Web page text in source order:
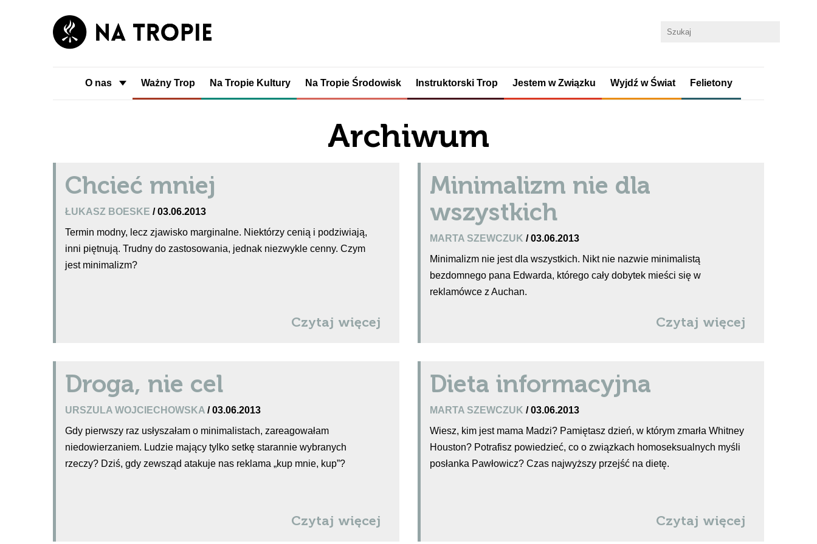
O nas Ważny Trop Na Tropie Kultury Na Tropie Środowisk Instruktorski Trop Jestem w Związku Wyjdź w Świat Felietony
Archiwum
Chcieć mniej
ŁUKASZ BOESKE / 03.06.2013
Termin modny, lecz zjawisko marginalne. Niektórzy cenią i podziwiają,
inni piętnują. Trudny do zastosowania, jednak niezwykle cenny. Czym
jest minimalizm?
Czytaj więcej
Minimalizm nie dla
wszystkich
MARTA SZEWCZUK / 03.06.2013
Minimalizm nie jest dla wszystkich. Nikt nie nazwie minimalistą
bezdomnego pana Edwarda, którego cały dobytek mieści się w
reklamówce z Auchan.
Czytaj więcej
Droga, nie cel
URSZULA WOJCIECHOWSKA / 03.06.2013
Gdy pierwszy raz usłyszałam o minimalistach, zareagowałam
niedowierzaniem. Ludzie mający tylko setkę starannie wybranych
rzeczy? Dziś, gdy zewsząd atakuje nas reklama „kup mnie, kup”?
Czytaj więcej
Dieta informacyjna
MARTA SZEWCZUK / 03.06.2013
Wiesz, kim jest mama Madzi? Pamiętasz dzień, w którym zmarła Whitney
Houston? Potrafisz powiedzieć, co o związkach homoseksualnych myśli
posłanka Pawłowicz? Czas najwyższy przejść na dietę.
Czytaj więcej